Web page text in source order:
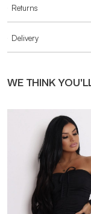
Returns
Delivery
WE THINK